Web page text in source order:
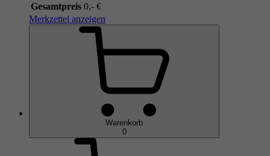
Gesamtpreis 0,- €
Merkzettel anzeigen
Warenkorb
0